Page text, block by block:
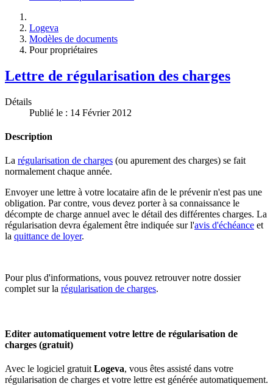
Logeva
Modèles de documents
Pour propriétaires
Lettre de régularisation des charges
Détails
Publié le : 14 Février 2012
Description
La régularisation de charges (ou apurement des charges) se fait
normalement chaque année.
Envoyer une lettre à votre locataire afin de le prévenir n'est pas une
obligation. Par contre, vous devez porter à sa connaissance le
décompte de charge annuel avec le détail des différentes charges. La
régularisation devra également être indiquée sur l'avis d'échéance et
la quittance de loyer.
Pour plus d'informations, vous pouvez retrouver notre dossier
complet sur la régularisation de charges.
Editer automatiquement votre lettre de régularisation de
charges (gratuit)
Avec le logiciel gratuit Logeva, vous êtes assisté dans votre
régularisation de charges et votre lettre est générée automatiquement.